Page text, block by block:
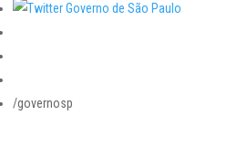
/governosp